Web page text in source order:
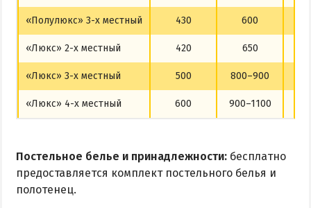
«Полулюкс» 3-х местный 430 600
«Люкс» 2-х местный 420 650
«Люкс» 3-х местный 500 800–900
«Люкс» 4-х местный 600 900–1100
Постельное белье и принадлежности: бесплатно
предоставляется комплект постельного белья и
полотенец.